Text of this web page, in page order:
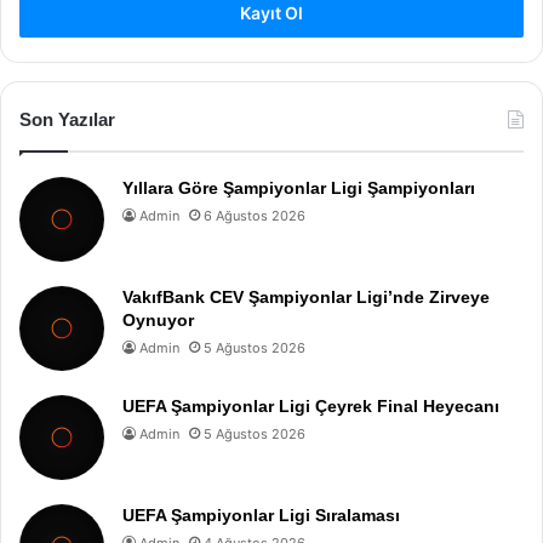
Kayıt Ol
Son Yazılar
Yıllara Göre Şampiyonlar Ligi Şampiyonları
Admin 6 Ağustos 2026
VakıfBank CEV Şampiyonlar Ligi’nde Zirveye
Oynuyor
Admin 5 Ağustos 2026
UEFA Şampiyonlar Ligi Çeyrek Final Heyecanı
Admin 5 Ağustos 2026
UEFA Şampiyonlar Ligi Sıralaması